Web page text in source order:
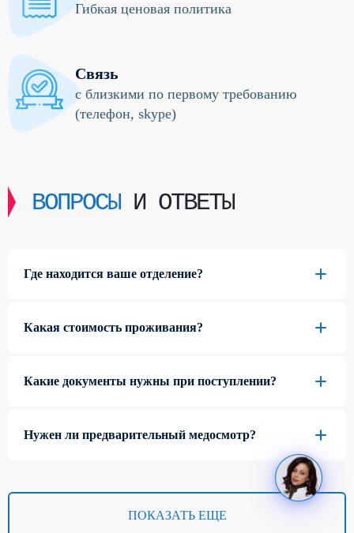
Гибкая ценовая политика
Связь
с близкими по первому требованию
(телефон, skype)
ВОПРОСЫИ ОТВЕТЫ
Где находится ваше отделение?
Какая стоимость проживания?
Какие документы нужны при поступлении?
Нужен ли предварительный медосмотр?
ПОКАЗАТЬ ЕЩЕ